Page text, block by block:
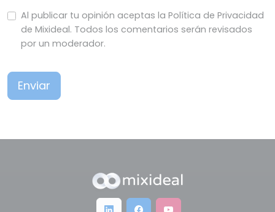
Al publicar tu opinión aceptas la Política de Privacidad
de Mixideal. Todos los comentarios serán revisados
por un moderador.
Enviar